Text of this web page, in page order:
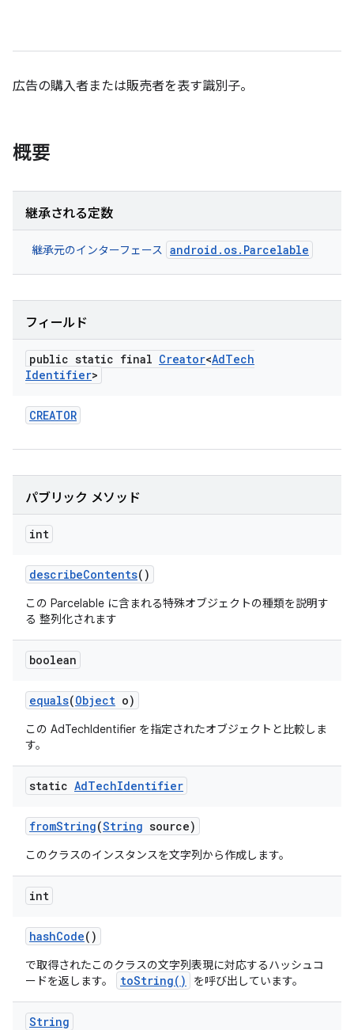
広告の購入者または販売者を表す識別子。
概要
継承される定数
継承元のインターフェース android.os.Parcelable
フィールド
public static final Creator<AdTech
Identifier>
CREATOR
パブリック メソッド
int
describeContents()
この Parcelable に含まれる特殊オブジェクトの種類を説明す
る 整列化されます
boolean
equals(Object o)
この AdTechIdentifier を指定されたオブジェクトと比較しま
す。
static AdTechIdentifier
fromString(String source)
このクラスのインスタンスを文字列から作成します。
int
hashCode()
で取得されたこのクラスの文字列表現に対応するハッシュコ
ードを返します。
toString() を呼び出しています。
String